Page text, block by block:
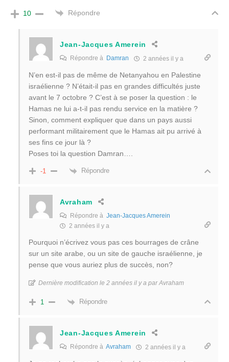
10 Répondre
Jean-Jacques Amerein
Répondre à Damran 2 années il y a
N’en est-il pas de même de Netanyahou en Palestine
israélienne ? N’était-il pas en grandes difficultés juste
avant le 7 octobre ? C’est à se poser la question : le
Hamas ne lui a-t-il pas rendu service en la matière ?
Sinon, comment expliquer que dans un pays aussi
performant militairement que le Hamas ait pu arrivé à
ses fins ce jour là ?
Poses toi la question Damran….
-1 Répondre
Avraham
Répondre à Jean-Jacques Amerein
2 années il y a
Pourquoi n’écrivez vous pas ces bourrages de crâne
sur un site arabe, ou un site de gauche israélienne, je
pense que vous auriez plus de succès, non?
Dernière modification le 2 années il y a par Avraham
1 Répondre
Jean-Jacques Amerein
Répondre à Avraham 2 années il y a